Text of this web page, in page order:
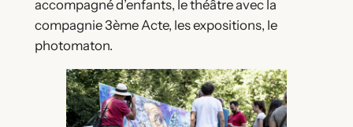
accompagné d’enfants, le théâtre avec la
compagnie 3ème Acte, les expositions, le
photomaton.